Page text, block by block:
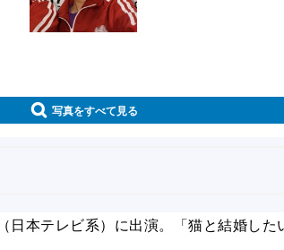
写真をすべて見る
本テレビ系）に出演。「猫と結婚した